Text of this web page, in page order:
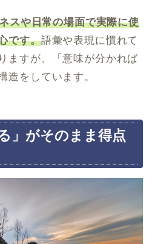
スや日常の場面で実際に使
です。語彙や表現に慣れて
ますが、「意味が分かれば
造をしています。
」がそのまま得点